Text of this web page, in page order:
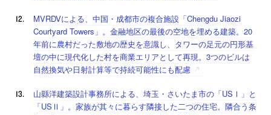
MVRDVによる、中国・成都市の複合施設「Chengdu Jiaozi
Courtyard Towers」。金融地区の最後の空地を埋める建築。20
年前に農村だった敷地の歴史を意識し、タワーの足元の円形基
壇の中に現代化した村を商業エリアとして再現。3つのビルは
自然換気や日射計算等で持続可能性にも配慮
山縣洋建築設計事務所による、埼玉・さいたま市の「USⅠ」と
「USⅡ」。家族が其々に暮らす隣接した二つの住宅。隣合う条